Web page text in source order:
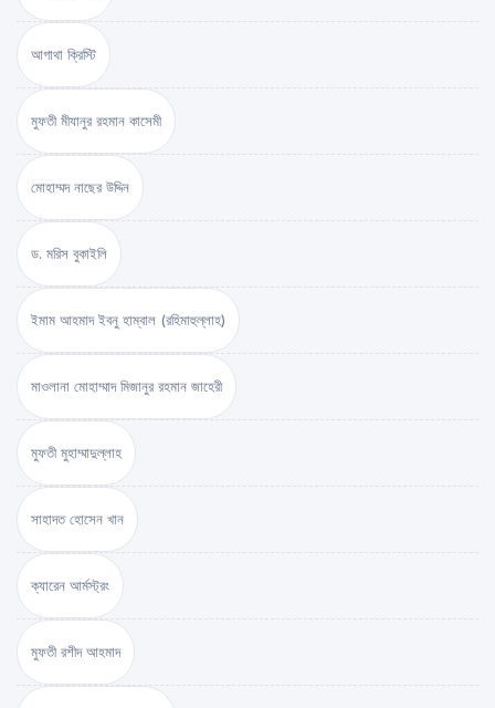
আগাথা ক্রিস্টি
মুফতী মীযানুর রহমান কাসেমী
মোহাম্মদ নাছের উদ্দিন
ড. মরিস বুকাইলি
ইমাম আহমাদ ইবনু হাম্বাল (রহিমাহুল্লাহ)
মাওলানা মোহাম্মাদ মিজানুর রহমান জাহেরী
মুফতী মুহাম্মাদুল্লাহ
সাহাদত হোসেন খান
ক্যারেন আর্মস্ট্রং
মুফতী রশীদ আহমাদ